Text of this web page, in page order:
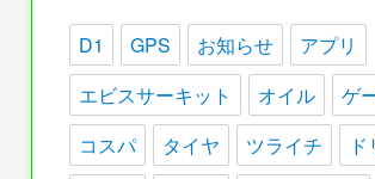
D1 GPS お知らせ
アプリ
エビスサーキット
オイル
ゲ
コスパ
タイヤ ツライチ